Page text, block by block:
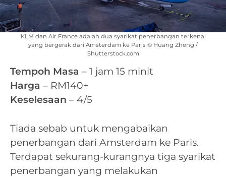
KLM dan Air France adalah dua syarikat penerbangan terkenal
yang bergerak dari Amsterdam ke Paris © Huang Zheng /
Shutterstock.com
Tempoh Masa – 1 jam 15 minit
Harga – RM140+
Keselesaan – 4/5
Tiada sebab untuk mengabaikan
penerbangan dari Amsterdam ke Paris.
Terdapat sekurang-kurangnya tiga syarikat
penerbangan yang melakukan